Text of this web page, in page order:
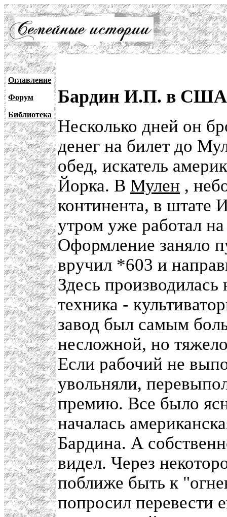
Оглавление
Форум
Библиотека
Бардин И.П. в США,
Несколько дней он
денег на билет до
обед, искатель
Йорка. В Мулен ,
континента, в штате
утром уже работал
Оформление заняло
вручил *603 и
Здесь производилась
техника -
завод был самым
несложной, но
Если рабочий не
увольняли,
премию. Все было
началась
Бардина. А
видел. Через
поближе быть к
попросил перевести